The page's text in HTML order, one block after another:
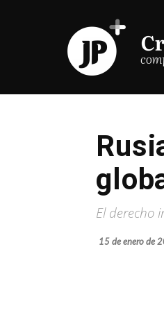
El derecho
15 de enero de